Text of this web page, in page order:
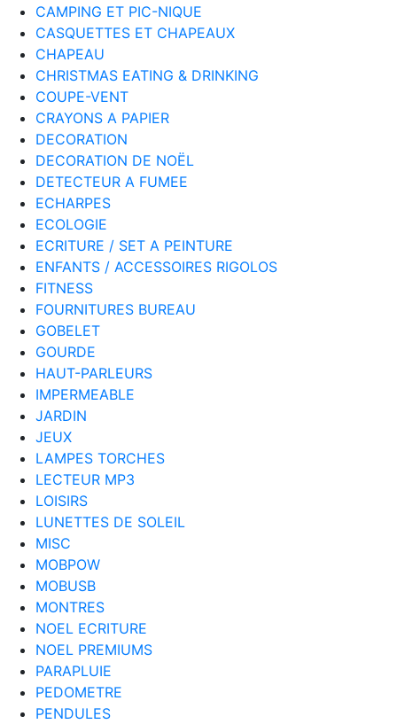
CAMPING ET PIC-NIQUE
CASQUETTES ET CHAPEAUX
CHAPEAU
CHRISTMAS EATING & DRINKING
COUPE-VENT
CRAYONS A PAPIER
DECORATION
DECORATION DE NOËL
DETECTEUR A FUMEE
ECHARPES
ECOLOGIE
ECRITURE / SET A PEINTURE
ENFANTS / ACCESSOIRES RIGOLOS
FITNESS
FOURNITURES BUREAU
GOBELET
GOURDE
HAUT-PARLEURS
IMPERMEABLE
JARDIN
JEUX
LAMPES TORCHES
LECTEUR MP3
LOISIRS
LUNETTES DE SOLEIL
MISC
MOBPOW
MOBUSB
MONTRES
NOEL ECRITURE
NOEL PREMIUMS
PARAPLUIE
PEDOMETRE
PENDULES